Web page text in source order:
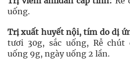
uống.
Trị xuất huyết nội, tím do dị
tươi 30g, sắc uống, Rễ
uống 9g, ngày uống 2 lần.